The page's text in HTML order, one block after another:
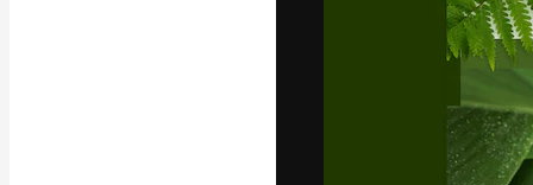
La plateforme
vos meilleurs
d’abonnés :
Français